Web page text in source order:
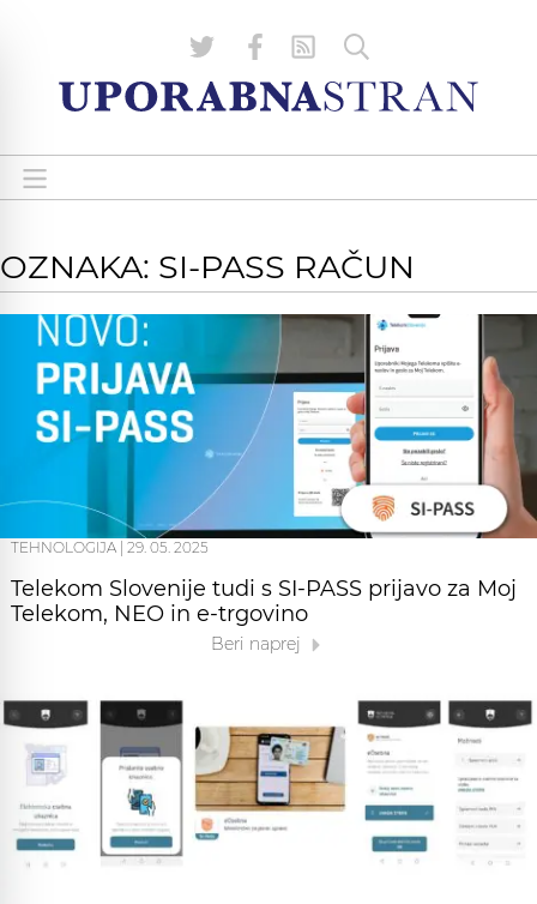
OZNAKA: SI-PASS RAČUN
TEHNOLOGIJA 29. 05. 2025
Telekom Slovenije tudi s SI-PASS prijavo za Moj
Telekom, NEO in e-trgovino
Beri naprej